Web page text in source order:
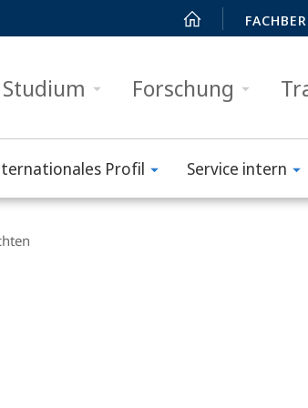
Studium Forschung
Profil Service intern